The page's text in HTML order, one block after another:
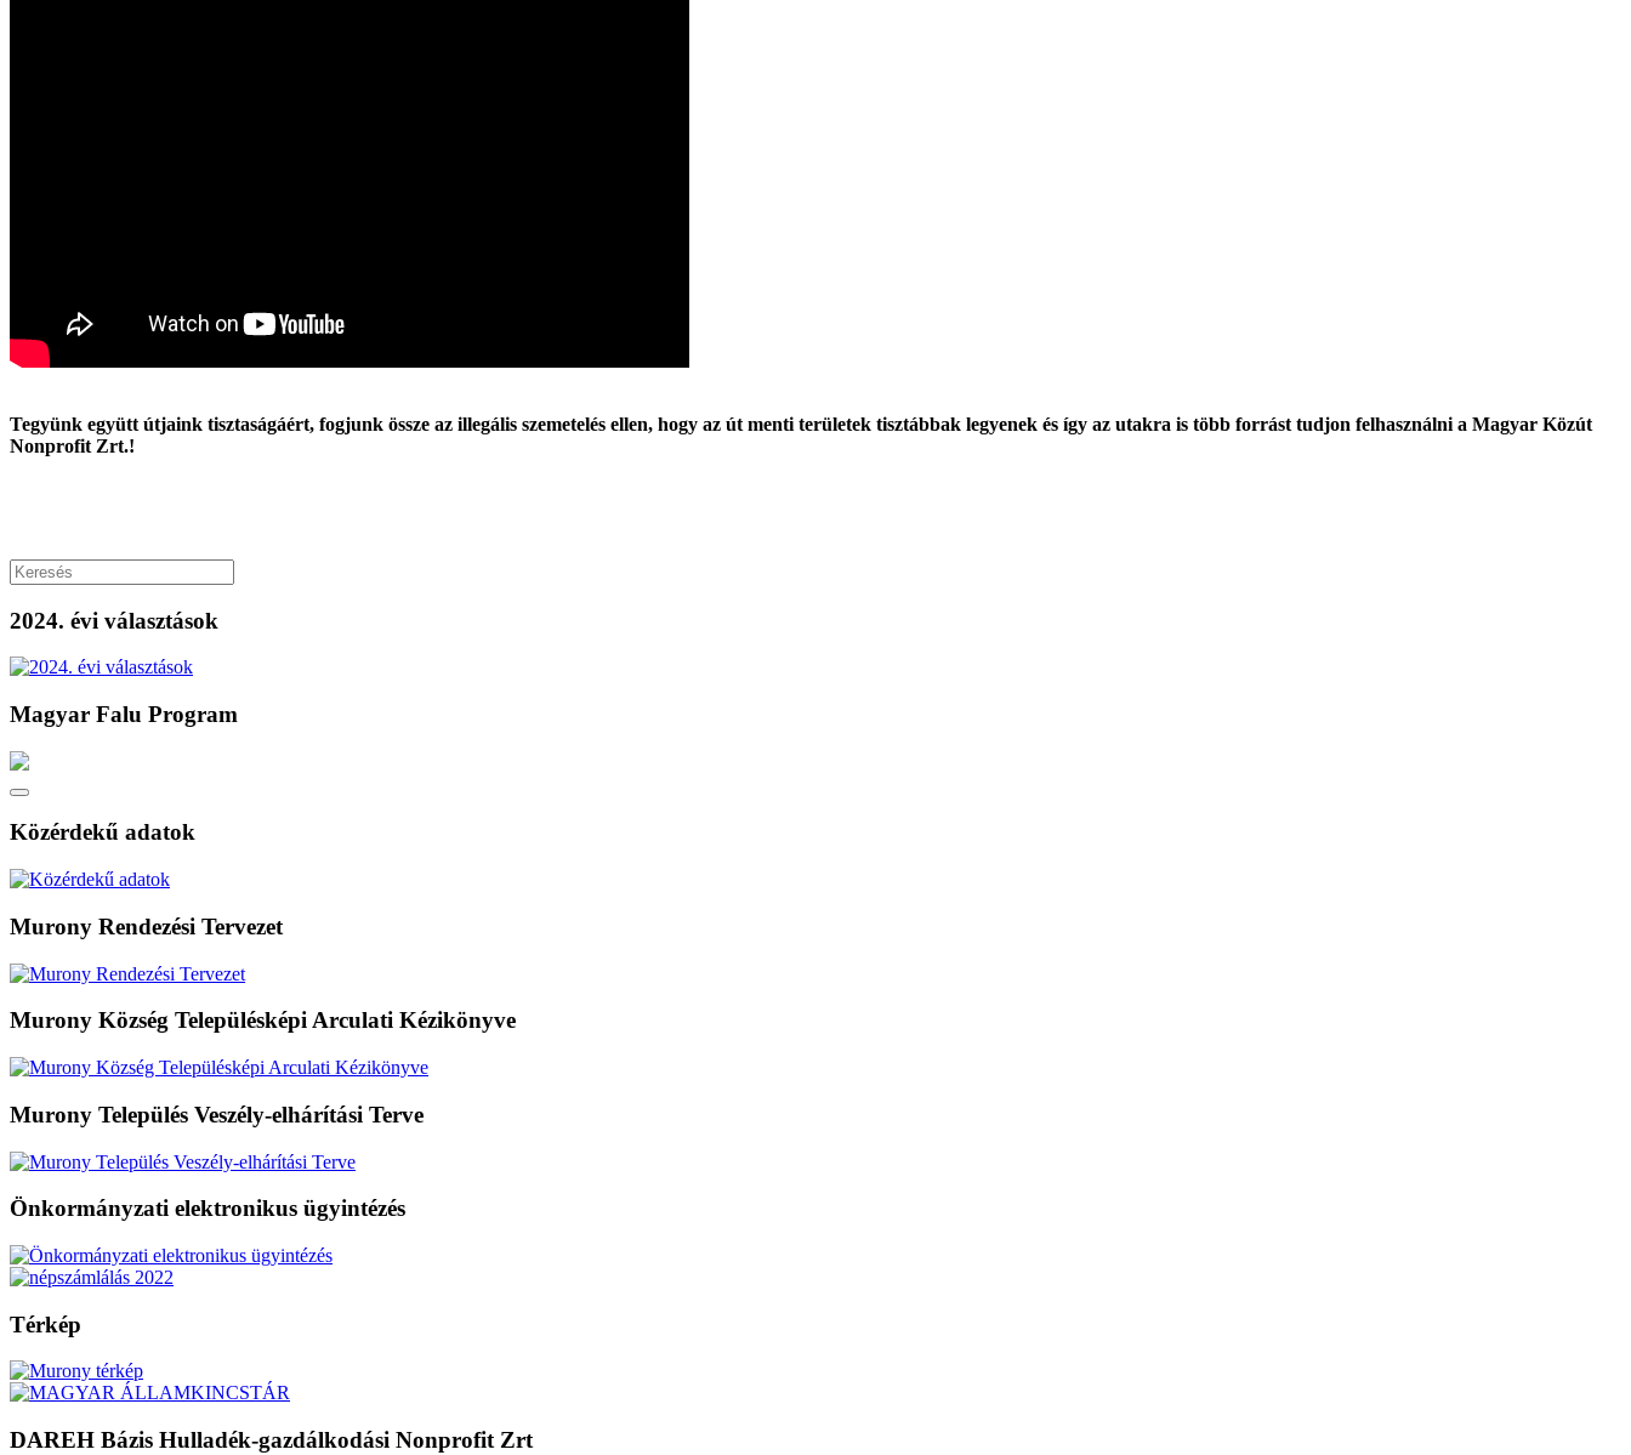
Tegyünk együtt útjaink tisztaságáért, fogjunk össze az illegális szemetelés ellen, hogy az út menti területek tisztábbak legyenek és így az utakra is több forrást tudjon felhasználni a Magyar Közút
Nonprofit Zrt.!
2024. évi választások
Magyar Falu Program
Közérdekű adatok
Murony Rendezési Tervezet
Murony Község Településképi Arculati Kézikönyve
Murony Település Veszély-elhárítási Terve
Önkormányzati elektronikus ügyintézés
Térkép
DAREH Bázis Hulladék-gazdálkodási Nonprofit Zrt